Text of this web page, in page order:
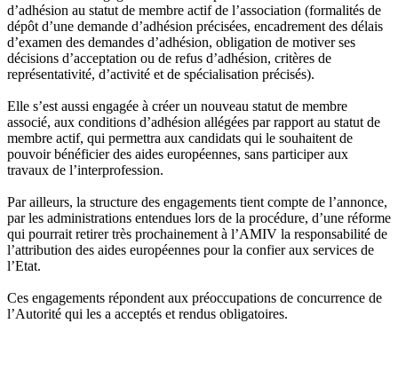
d’adhésion au statut de membre actif de l’association (formalités de
dépôt d’une demande d’adhésion précisées, encadrement des délais
d’examen des demandes d’adhésion, obligation de motiver ses
décisions d’acceptation ou de refus d’adhésion, critères de
représentativité, d’activité et de spécialisation précisés).
Elle s’est aussi engagée à créer un nouveau statut de membre
associé, aux conditions d’adhésion allégées par rapport au statut de
membre actif, qui permettra aux candidats qui le souhaitent de
pouvoir bénéficier des aides européennes, sans participer aux
travaux de l’interprofession.
Par ailleurs, la structure des engagements tient compte de l’annonce,
par les administrations entendues lors de la procédure, d’une réforme
qui pourrait retirer très prochainement à l’AMIV la responsabilité de
l’attribution des aides européennes pour la confier aux services de
l’Etat.
Ces engagements répondent aux préoccupations de concurrence de
l’Autorité qui les a acceptés et rendus obligatoires.